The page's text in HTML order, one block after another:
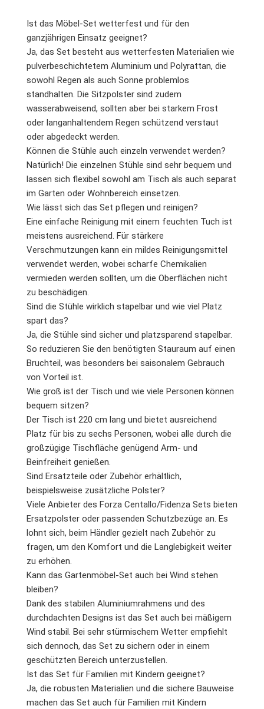
Ist das Möbel-Set wetterfest und für den
ganzjährigen Einsatz geeignet?
Ja, das Set besteht aus wetterfesten Materialien wie
pulverbeschichtetem Aluminium und Polyrattan, die
sowohl Regen als auch Sonne problemlos
standhalten. Die Sitzpolster sind zudem
wasserabweisend, sollten aber bei starkem Frost
oder langanhaltendem Regen schützend verstaut
oder abgedeckt werden.
Können die Stühle auch einzeln verwendet werden?
Natürlich! Die einzelnen Stühle sind sehr bequem und
lassen sich flexibel sowohl am Tisch als auch separat
im Garten oder Wohnbereich einsetzen.
Wie lässt sich das Set pflegen und reinigen?
Eine einfache Reinigung mit einem feuchten Tuch ist
meistens ausreichend. Für stärkere
Verschmutzungen kann ein mildes Reinigungsmittel
verwendet werden, wobei scharfe Chemikalien
vermieden werden sollten, um die Oberflächen nicht
zu beschädigen.
Sind die Stühle wirklich stapelbar und wie viel Platz
spart das?
Ja, die Stühle sind sicher und platzsparend stapelbar.
So reduzieren Sie den benötigten Stauraum auf einen
Bruchteil, was besonders bei saisonalem Gebrauch
von Vorteil ist.
Wie groß ist der Tisch und wie viele Personen können
bequem sitzen?
Der Tisch ist 220 cm lang und bietet ausreichend
Platz für bis zu sechs Personen, wobei alle durch die
großzügige Tischfläche genügend Arm- und
Beinfreiheit genießen.
Sind Ersatzteile oder Zubehör erhältlich,
beispielsweise zusätzliche Polster?
Viele Anbieter des Forza Centallo/Fidenza Sets bieten
Ersatzpolster oder passenden Schutzbezüge an. Es
lohnt sich, beim Händler gezielt nach Zubehör zu
fragen, um den Komfort und die Langlebigkeit weiter
zu erhöhen.
Kann das Gartenmöbel-Set auch bei Wind stehen
bleiben?
Dank des stabilen Aluminiumrahmens und des
durchdachten Designs ist das Set auch bei mäßigem
Wind stabil. Bei sehr stürmischem Wetter empfiehlt
sich dennoch, das Set zu sichern oder in einem
geschützten Bereich unterzustellen.
Ist das Set für Familien mit Kindern geeignet?
Ja, die robusten Materialien und die sichere Bauweise
machen das Set auch für Familien mit Kindern